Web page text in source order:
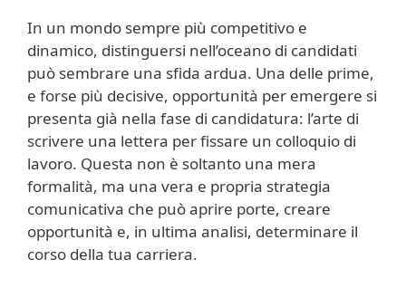
In un mondo sempre più competitivo e
dinamico, distinguersi nell’oceano di candidati
può sembrare una sfida ardua. Una delle prime,
e forse più decisive, opportunità per emergere si
presenta già nella fase di candidatura: l’arte di
scrivere una lettera per fissare un colloquio di
lavoro. Questa non è soltanto una mera
formalità, ma una vera e propria strategia
comunicativa che può aprire porte, creare
opportunità e, in ultima analisi, determinare il
corso della tua carriera.